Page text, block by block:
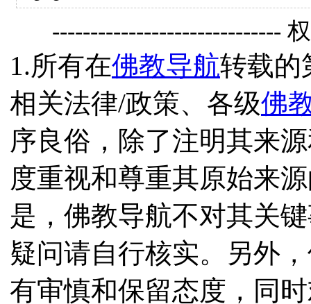
------------------------------
1.所有在佛教导航转载的
相关法律/政策、各级佛
序良俗，除了注明其来
度重视和尊重其原始来
是，佛教导航不对其关
疑问请自行核实。另外
有审慎和保留态度，同